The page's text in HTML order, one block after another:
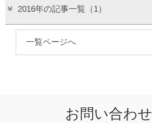
2016年の記事一覧（1）
一覧ページへ
お問い合わせ